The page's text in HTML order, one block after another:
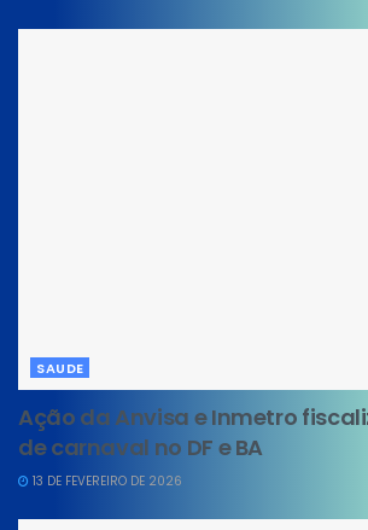
SAUDE
Ação da Anvisa e Inmetro
de carnaval no DF e BA
13 DE FEVEREIRO DE 2026